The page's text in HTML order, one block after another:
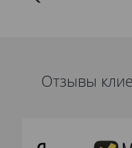
Отзывы